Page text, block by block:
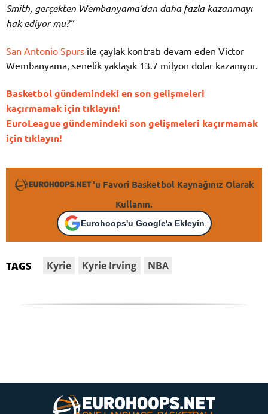
Smith, gerçekten Wembanyama’dan daha fazla kazanmayı
hak ediyor mu?”
San Antonio Spurs ile çaylak kontratı devam eden Victor
Wembanyama, senelik yaklaşık 13.7 milyon dolar kazanıyor.
Basketbol gündemindeki en son gelişmeleri
kaçırmamak için tıklayın!
EuroLeague gündemindeki son gelişmeleri kaçırmamak
için tıklayın!
'u Favori Basketbol Kaynağınız Olarak
Kullanın.
Eurohoops'u Google'a Ekleyin
TAGS Kyrie Kyrie Irving NBA